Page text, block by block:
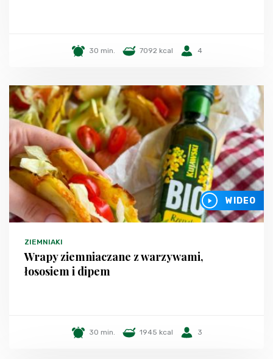
30 min. 7092 kcal 4
WIDEO
ZIEMNIAKI
Wrapy ziemniaczane z warzywami,
łososiem i dipem
30 min. 1945 kcal 3